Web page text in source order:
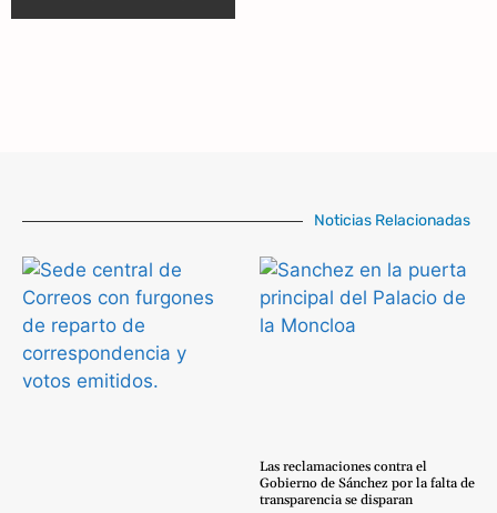
Noticias Relacionadas
Las reclamaciones contra el
Gobierno de Sánchez por la falta de
transparencia se disparan